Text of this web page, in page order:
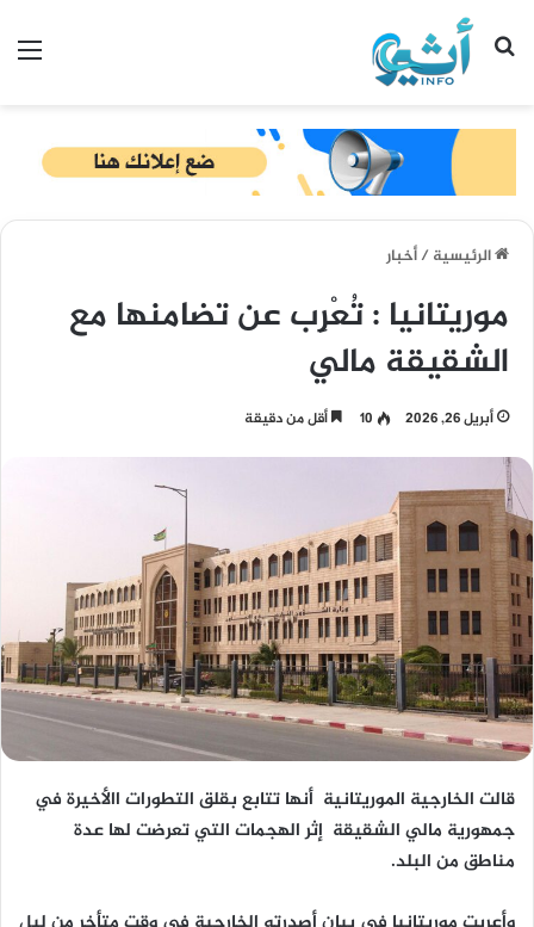
بحث عن
الرئيسية/أخبار
موريتانيا : تُعْرِب عن تضامنها مع
الشقيقة مالي
أبريل 26, 2026 10 أقل من دقيقة
قالت الخارجية الموريتانية أنها تتابع بقلق التطورات االأخيرة في
جمهورية مالي الشقيقة إثر الهجمات التي تعرضت لها عدة
مناطق من البلد.